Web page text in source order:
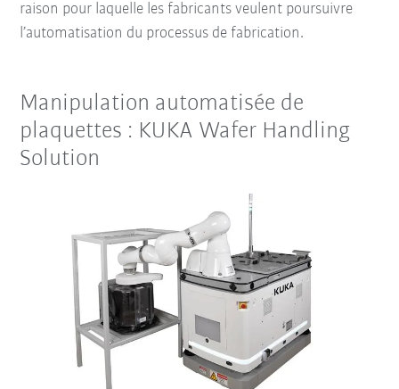
raison pour laquelle les fabricants veulent poursuivre
l’automatisation du processus de fabrication.
Manipulation automatisée de
plaquettes : KUKA Wafer Handling
Solution